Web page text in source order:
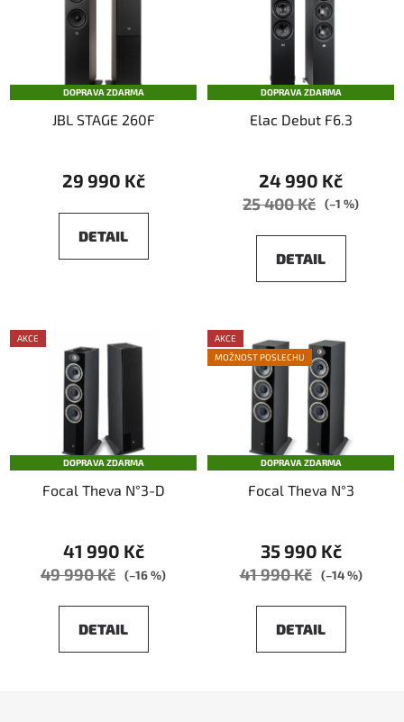
DOPRAVA ZDARMA
JBL STAGE 260F
29 990 Kč
DETAIL
DOPRAVA ZDARMA
Elac Debut F6.3
24 990 Kč
25 400 Kč (–1 %)
DETAIL
AKCE
DOPRAVA ZDARMA
Focal Theva N°3-D
41 990 Kč
49 990 Kč (–16 %)
DETAIL
AKCE
MOŽNOST POSLECHU
DOPRAVA ZDARMA
Focal Theva N°3
35 990 Kč
41 990 Kč (–14 %)
DETAIL